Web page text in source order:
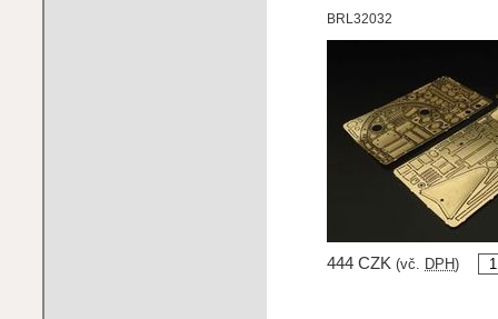
BRL32032
444 CZK (vč. DPH )